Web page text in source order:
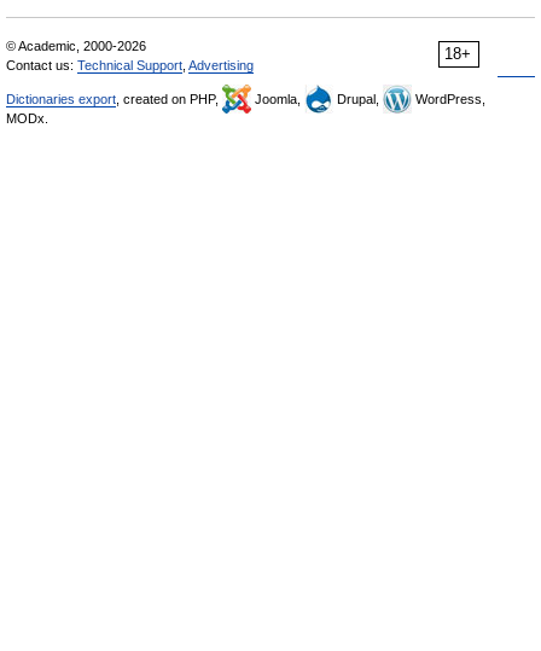
18+
© Academic, 2000-2026
Contact us: Technical Support Advertising
Dictionaries export , created on PHP, Joomla, Drupal,
WordPress,
MODx.